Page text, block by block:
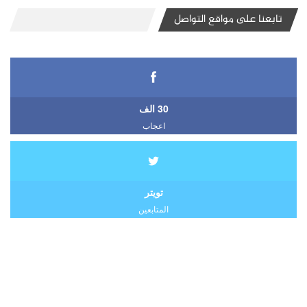
تابعنا على مواقع التواصل
30 الف
اعجاب
تويتر
المتابعين